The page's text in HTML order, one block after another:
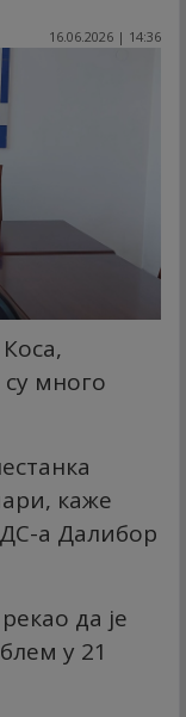
16.06.2026 | 14:36
много
каже
а Далибор
да је
у 21